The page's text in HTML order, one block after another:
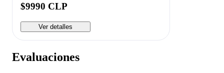
$9990 CLP
Ver detalles
Evaluaciones